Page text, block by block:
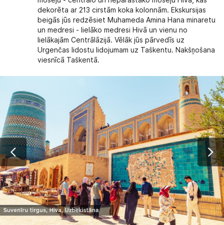
dekorēta ar 213 cirstām koka kolonnām. Ekskursijas
beigās jūs redzēsiet Muhameda Amina Hana minaretu
un medresi - lielāko medresi Hivā un vienu no
lielākajām Centrālāzijā. Vēlāk jūs pārvedīs uz
Urgenčas lidostu lidojumam uz Taškentu. Nakšņošana
viesnīcā Taškentā.